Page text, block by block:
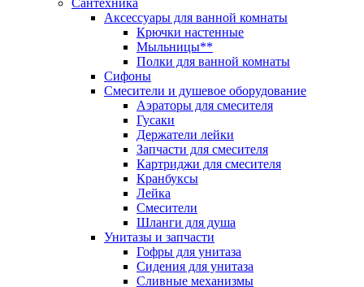
Сантехника
Аксессуары для ванной комнаты
Крючки настенные
Мыльницы**
Полки для ванной комнаты
Сифоны
Смесители и душевое оборудование
Аэраторы для смесителя
Гусаки
Держатели лейки
Запчасти для смесителя
Картриджи для смесителя
Кранбуксы
Лейка
Смесители
Шланги для душа
Унитазы и запчасти
Гофры для унитаза
Сидения для унитаза
Сливные механизмы